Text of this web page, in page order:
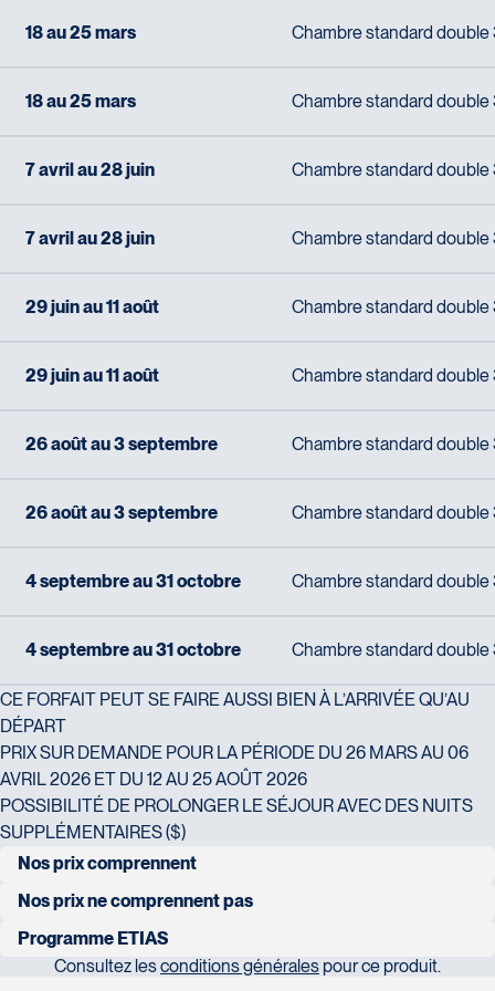
18 au 25 mars Chambre standard double
18 au 25 mars Chambre standard double
7 avril au 28 juin Chambre standard double
7 avril au 28 juin Chambre standard double
29 juin au 11 août Chambre standard double
29 juin au 11 août Chambre standard double
26 août au 3 septembre Chambre standard double
26 août au 3 septembre Chambre standard double
4 septembre au 31 octobre Chambre standard double
4 septembre au 31 octobre Chambre standard double
CE FORFAIT PEUT SE FAIRE AUSSI BIEN À L’ARRIVÉE QU’AU
DÉPART
PRIX SUR DEMANDE POUR LA PÉRIODE DU 26 MARS AU 06
AVRIL 2026 ET DU 12 AU 25 AOÛT 2026
POSSIBILITÉ DE PROLONGER LE SÉJOUR AVEC DES NUITS
SUPPLÉMENTAIRES ($)
Nos prix comprennent
transfert de l’hôtel de la Costa del Sol à l’hôtel de Malaga ou
2 nuits à l’hôtel MS Maestranza Malaga Centre avec petit-
Nos prix ne comprennent pas
tous les repas et boissons autres que ceux mentionnés
Programme ETIAS
Nouveau ! PROGRAMME ETIAS !
Consultez lesconditions générales pour ce produit.
Voyages Action
J3G 4G7
2840 Boulevard Laframboise
J2S 4Z1
8940 Boulevard Leduc - Bureau 20
Tél :450-465-0620 / 1-844-869-2439
Voyages Granby
157 rue Principale
Granby
J2G 2V5
Voyages CAA Place de la Cité
Cité
Tél :418-653-9200 / 1-844-869-2439
Québec
Tél :418-624-8222 / 1-844-869-2439
Voyages Émotions
Pont-Rouge
G3H 2G2
Tél :418-873-4515
Voyages Laurier du Vallon - Siège social
2700 Boulevard Laurier - Édifice
Champlain, bureau 5000